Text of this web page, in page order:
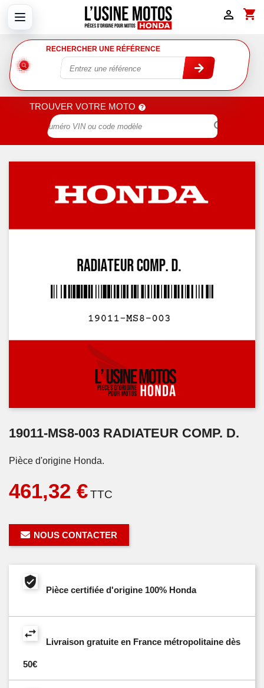
shopping_cart

RECHERCHER UNE RÉFÉRENCE
TROUVER VOTRE MOTO

19011-MS8-003 RADIATEUR COMP. D.
Pièce d'origine Honda.
461,32 €TTC
NOUS CONTACTER
Pièce certifiée d'origine 100% Honda
Livraison gratuite en France métropolitaine dès
50€